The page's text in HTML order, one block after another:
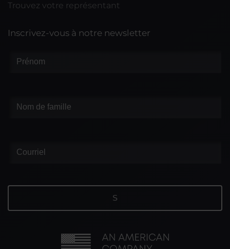
Trouvez votre représentant
Inscrivez-vous à notre newsletter